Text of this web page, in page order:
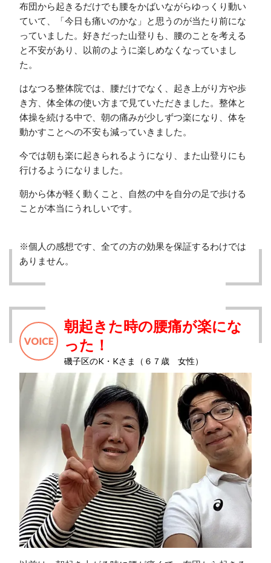
布団から起きるだけでも腰をかばいながらゆっくり動い
ていて、「今日も痛いのかな」と思うのが当たり前にな
っていました。好きだった山登りも、腰のことを考える
と不安があり、以前のように楽しめなくなっていまし
た。
はなつる整体院では、腰だけでなく、起き上がり方や歩
き方、体全体の使い方まで見ていただきました。整体と
体操を続ける中で、朝の痛みが少しずつ楽になり、体を
動かすことへの不安も減っていきました。
今では朝も楽に起きられるようになり、また山登りにも
行けるようになりました。
朝から体が軽く動くこと、自然の中を自分の足で歩ける
ことが本当にうれしいです。
※個人の感想です、全ての方の効果を保証するわけでは
ありません。
朝起きた時の腰痛が楽にな
った！
磯子区のK・Kさま（６７歳 女性）